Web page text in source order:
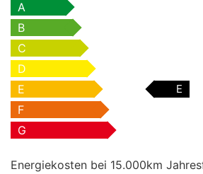
A
B
C
D
E
E
F
G
Energiekosten bei 15.000km